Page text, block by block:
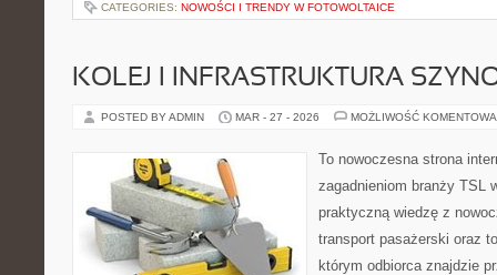
CATEGORIES: NOWOŚCI I TRENDY W FOTOWOLTAICE
KOLEJ I INFRASTRUKTURA
POSTED BY ADMIN MAR - 27 - 2026 MOŻLIWOŚĆ
To nowoczesna strona
zagadnieniom branży TSL
praktyczną wiedzę z
transport pasażerski oraz
którym odbiorca znajdzie